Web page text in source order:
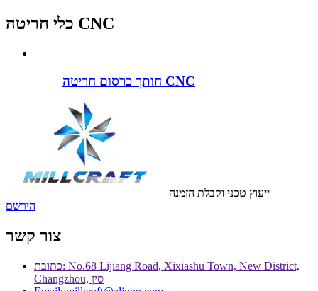
כלי חריטה CNC
חותך כרסום חריטה CNC
ייעוץ טכני וקבלת הזמנה
הירשם
צור קשר
כתובת: No.68 Lijiang Road, Xixiashu Town, New District,
Changzhou, סין